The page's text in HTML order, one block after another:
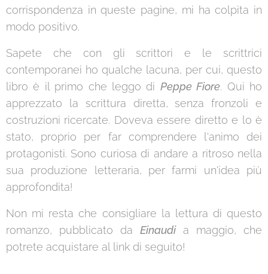
corrispondenza in queste pagine, mi ha colpita in
modo positivo.
Sapete che con gli scrittori e le scrittrici
contemporanei ho qualche lacuna, per cui, questo
libro è il primo che leggo di Peppe Fiore. Qui ho
apprezzato la scrittura diretta, senza fronzoli e
costruzioni ricercate. Doveva essere diretto e lo è
stato, proprio per far comprendere l'animo dei
protagonisti. Sono curiosa di andare a ritroso nella
sua produzione letteraria, per farmi un'idea più
approfondita!
Non mi resta che consigliare la lettura di questo
romanzo, pubblicato da Einaudia maggio, che
potrete acquistare al link di seguito!